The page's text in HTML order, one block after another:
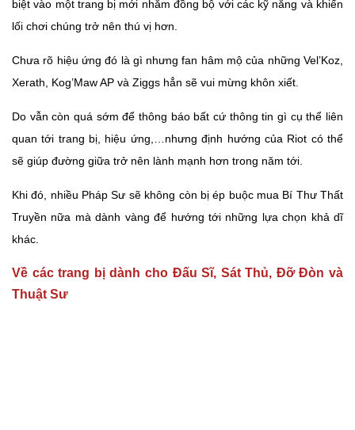
biệt vào một trang bị mới nhằm đồng bộ với các kỹ năng và khiến
lối chơi chúng trở nên thú vị hơn.
Chưa rõ hiệu ứng đó là gì nhưng fan hâm mộ của những Vel’Koz,
Xerath, Kog’Maw AP và Ziggs hẳn sẽ vui mừng khôn xiết.
Do vẫn còn quá sớm để thông báo bất cứ thông tin gì cụ thể liên
quan tới trang bị, hiệu ứng,…nhưng định hướng của Riot có thể
sẽ giúp đường giữa trở nên lành mạnh hơn trong năm tới.
Khi đó, nhiều Pháp Sư sẽ không còn bị ép buộc mua Bí Thư Thất
Truyền nữa mà dành vàng để hướng tới những lựa chọn khả dĩ
khác.
Về các trang bị dành cho Đấu Sĩ, Sát Thủ, Đỡ Đòn và
Thuật Sư